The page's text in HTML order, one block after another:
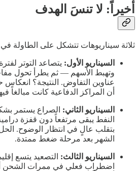
أخيراً: لا تنسَ الهدف
ثلاثة سيناريوهات تتشكل على الطاولة في
السيناريو الأول: يتصاعد التوتر
وتهبط الأسهم — ثم يطرأ تحول
عناوين التفاوض. النتيجة؟
أن المراكز الدفاعية كانت مبالغاً
السيناريو الثاني: الصراع يستمر
النفط يبقى مرتفعاً دون قفزة
بتقلب عالٍ في انتظار الوضوح.
الشهر بعد مرحلة ضغط ممتدة.
السيناريو الثالث: التصعيد يتسع
اضطراب فعلي في ممرات الشحن